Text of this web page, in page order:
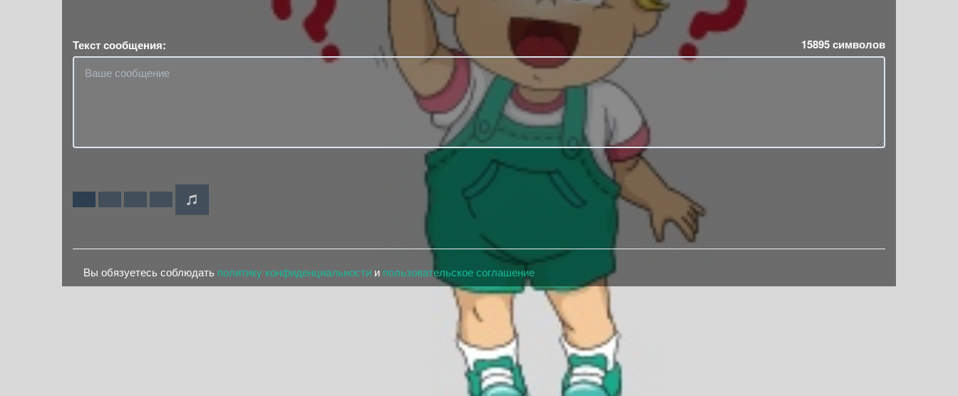
Текст сообщения: 15895символов
Вы обязуетесь соблюдать политику конфиденциальности и пользовательское соглашение